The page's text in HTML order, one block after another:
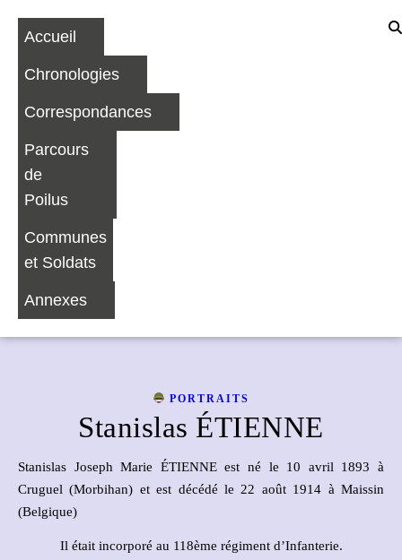
Accueil
Chronologies
Correspondances
Parcours
de
Poilus
Communes
et Soldats
Annexes
PORTRAITS
Stanislas ÉTIENNE
Stanislas Joseph Marie ÉTIENNE est né le 10 avril 1893 à
Cruguel (Morbihan) et est décédé le 22 août 1914 à Maissin
(Belgique)
Il était incorporé au 118ème régiment d’Infanterie.